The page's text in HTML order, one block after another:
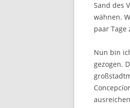
Sand des
wähnen.
paar Tage
Nun bin
gezogen.